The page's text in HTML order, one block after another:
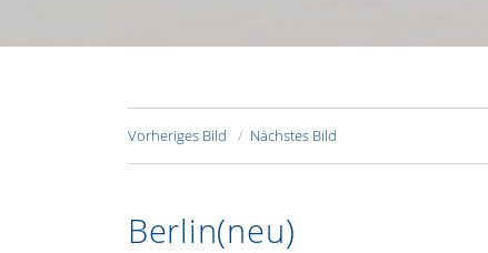
Vorheriges Bild Nächstes Bild
Berlin(neu)